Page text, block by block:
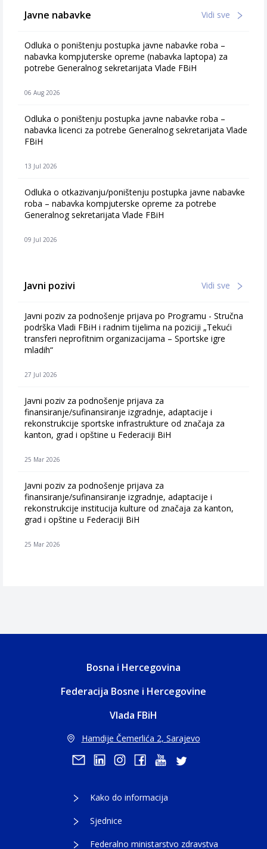
Javne nabavke Vidi sve
Odluka o poništenju postupka javne nabavke roba –
nabavka kompjuterske opreme (nabavka laptopa) za
potrebe Generalnog sekretarijata Vlade FBiH
06 Aug 2026
Odluka o poništenju postupka javne nabavke roba –
nabavka licenci za potrebe Generalnog sekretarijata Vlade
FBiH
13 Jul 2026
Odluka o otkazivanju/poništenju postupka javne nabavke
roba – nabavka kompjuterske opreme za potrebe
Generalnog sekretarijata Vlade FBiH
09 Jul 2026
Javni pozivi Vidi sve
Javni poziv za podnošenje prijava po Programu - Stručna
podrška Vladi FBiH i radnim tijelima na poziciji „Tekući
transferi neprofitnim organizacijama – Sportske igre
mladih“
27 Jul 2026
Javni poziv za podnošenje prijava za
finansiranje/sufinansiranje izgradnje, adaptacije i
rekonstrukcije sportske infrastrukture od značaja za
kanton, grad i opštine u Federaciji BiH
25 Mar 2026
Javni poziv za podnošenje prijava za
finansiranje/sufinansiranje izgradnje, adaptacije i
rekonstrukcije institucija kulture od značaja za kanton,
grad i opštine u Federaciji BiH
25 Mar 2026
Bosna i Hercegovina
Federacija Bosne i Hercegovine
Vlada FBiH
Hamdije Čemerlića 2, Sarajevo
Kako do informacija
Sjednice
Federalno ministarstvo zdravstva